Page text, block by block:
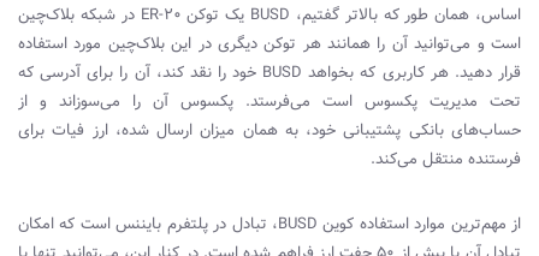
اساس، همان طور که بالاتر گفتیم، BUSD یک توکن ER-20 در شبکه بلاک‌چین
است و می‌توانید آن را همانند هر توکن دیگری در این بلاک‌چین مورد استفاده
قرار دهید. هر کاربری که بخواهد BUSD خود را نقد کند، آن را برای آدرسی که
تحت مدیریت پکسوس است می‌فرستد. پکسوس آن را می‌سوزاند و از
حساب‌های بانکی پشتیبانی خود، به همان میزان ارسال شده، ارز فیات برای
فرستنده منتقل می‌کند.
از مهم‌ترین موارد استفاده کوین BUSD، تبادل در پلتفرم بایننس است که امکان